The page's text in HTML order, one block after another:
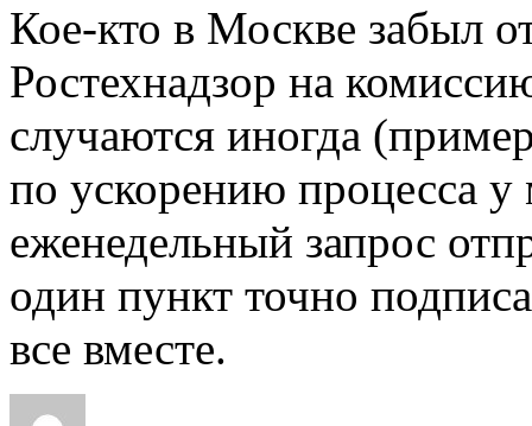
Кое-кто в Москве забыл
Ростехнадзор на
случаются иногда
по ускорению процесса
еженедельный запрос
один пункт точно
все вместе.